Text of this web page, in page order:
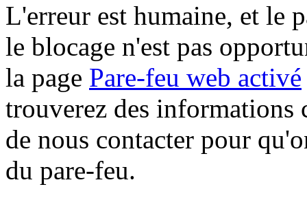
L'erreur est humaine, et le
le blocage n'est pas
la page Pare-feu web activé
trouverez des informations
de nous contacter pour
du pare-feu.